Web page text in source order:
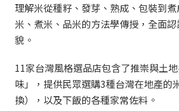
理解米從種籽、發芽、熟成、包裝到
米、煮米、品米的方法學傳授，全面
貌。
11家台灣風格選品店包含了推崇與土
味」，提供民眾選購3種台灣在地產的
換），以及下飯的各種家常佐料。